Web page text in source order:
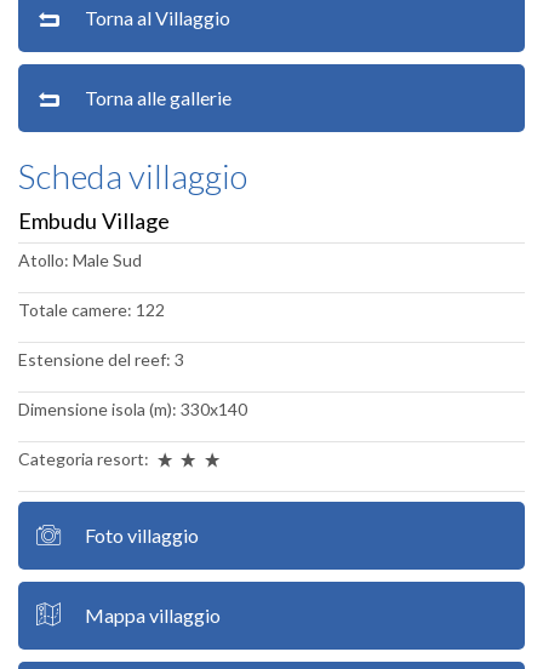
Torna al Villaggio
Torna alle gallerie
Scheda villaggio
Embudu Village
Atollo: Male Sud
Totale camere: 122
Estensione del reef: 3
Dimensione isola (m): 330x140
Categoria resort:
Foto villaggio
Mappa villaggio